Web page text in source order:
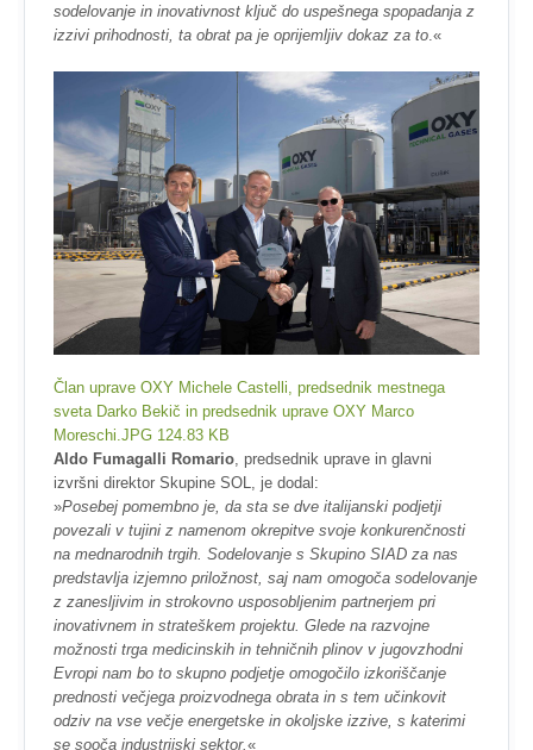
sodelovanje in inovativnost ključ do uspešnega spopadanja z
izzivi prihodnosti, ta obrat pa je oprijemljiv dokaz za to .«
Član uprave OXY Michele Castelli, predsednik mestnega
sveta Darko Bekič in predsednik uprave OXY Marco
Moreschi.JPG 124.83 KB
Aldo Fumagalli Romario, predsednik uprave in glavni
izvršni direktor Skupine SOL, je dodal:
»Posebej pomembno je, da sta se dve italijanski podjetji
povezali v tujini z namenom okrepitve svoje konkurenčnosti
na mednarodnih trgih. Sodelovanje s Skupino SIAD za nas
predstavlja izjemno priložnost, saj nam omogoča sodelovanje
z zanesljivim in strokovno usposobljenim partnerjem pri
inovativnem in strateškem projektu. Glede na razvojne
možnosti trga medicinskih in tehničnih plinov v jugovzhodni
Evropi nam bo to skupno podjetje omogočilo izkoriščanje
prednosti večjega proizvodnega obrata in s tem učinkovit
odziv na vse večje energetske in okoljske izzive, s katerimi
se sooča industrijski sektor.«